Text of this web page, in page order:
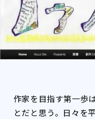
作家を目指す第一歩
とだと思う。日々を